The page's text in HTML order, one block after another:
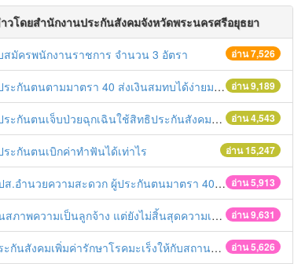
วโดยสำนักงานประกันสังคมจังหวัดพระนครศรีอยุธยา
อ่าน 7,526
สมัครพนักงานราชการ จำนวน 3 อัตรา
อ่าน 9,189
ระกันตนตามมาตรา 40 ส่งเงินสมทบได้ง่ายมาก
อ่าน 4,543
ะกันตนเจ็บป่วยฉุกเฉินใช้สิทธิประกันสังคมได้ทุกที่ทุกเวลา
อ่าน 15,247
ระกันตนเบิกค่าทำฟันได้เท่าไร
อ่าน 5,913
อำนวยความสะดวก ผู้ประกันตนมาตรา 40 ชำระเงินสมทบผ่านเคาเตอร์เซอร์วิส
อ่าน 9,631
ภาพความเป็นลูกจ้าง แต่ยังไม่สิ้นสุดความเป็นผู้ประกันตน
อ่าน 5,626
กันสังคมเพิ่มค่ารักษาโรคมะเร็งให้กับสถานพยาบาล